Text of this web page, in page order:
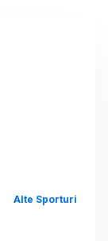
Alte Sporturi